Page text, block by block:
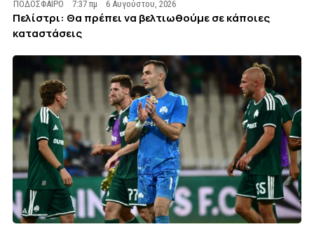
ΠΟΔΟΣΦΑΙΡΟ 7:37 πμ 6 Αυγούστου, 2026
Πελίστρι: Θα πρέπει να βελτιωθούμε σε κάποιες
καταστάσεις